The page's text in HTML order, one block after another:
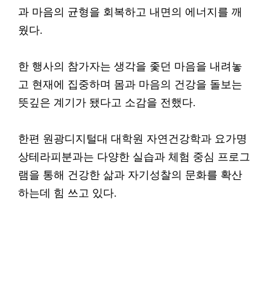
과 마음의 균형을 회복하고 내면의 에너지를 깨
웠다.
한 행사의 참가자는 생각을 좇던 마음을 내려놓
고 현재에 집중하며 몸과 마음의 건강을 돌보는
뜻깊은 계기가 됐다고 소감을 전했다.
한편 원광디지털대 대학원 자연건강학과 요가명
상테라피분과는 다양한 실습과 체험 중심 프로그
램을 통해 건강한 삶과 자기성찰의 문화를 확산
하는데 힘 쓰고 있다.